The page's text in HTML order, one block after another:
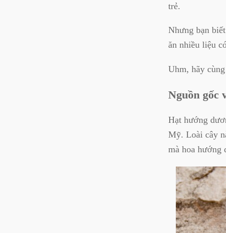
trẻ.
Nhưng bạn
ăn nhiều liệu
Uhm, hãy cùng
Nguồn gốc
Hạt hướng
Mỹ. Loài cây
mà hoa hướng